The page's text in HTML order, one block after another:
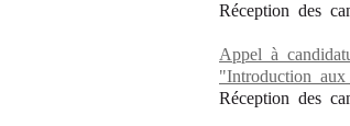
Réception des
Appel à
"Introduction
Réception des